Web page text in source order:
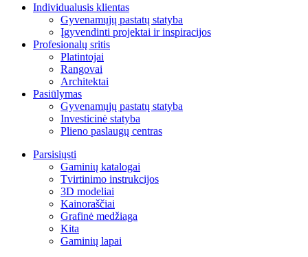
Individualusis klientas
Gyvenamųjų pastatų statyba
Įgyvendinti projektai ir inspiracijos
Profesionalų sritis
Platintojai
Rangovai
Architektai
Pasiūlymas
Gyvenamųjų pastatų statyba
Investicinė statyba
Plieno paslaugų centras
Parsisiųsti
Gaminių katalogai
Tvirtinimo instrukcijos
3D modeliai
Kainoraščiai
Grafinė medžiaga
Kita
Gaminių lapai